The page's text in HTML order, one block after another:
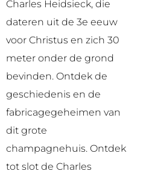
Charles Heidsieck, die
dateren uit de 3e eeuw
voor Christus en zich 30
meter onder de grond
bevinden. Ontdek de
geschiedenis en de
fabricagegeheimen van
dit grote
champagnehuis. Ontdek
tot slot de Charles